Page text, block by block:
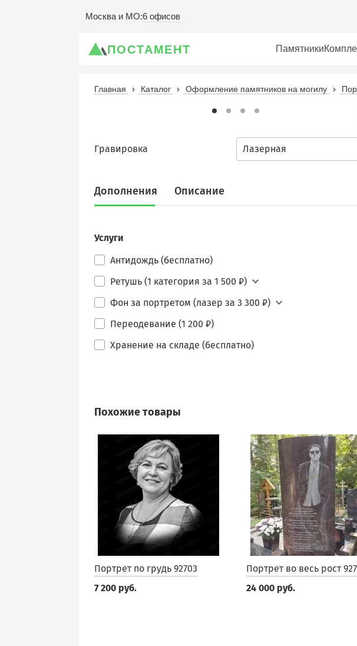
Москва и МО:6 офисов
ПОСТАМЕНТ Памятники
Главная Каталог Оформление памятников на могилу
Лазерная
Гравировка
Дополнения Описание
Услуги
Антидождь (бесплатно)
Ретушь (1 категория за 1 500 ₽)
Фон за портретом (лазер за 3 300 ₽)
Переодевание (1 200 ₽)
Хранение на складе (бесплатно)
Похожие товары
Портрет по грудь 92703
7 200 руб.
Портрет во весь рост
24 000 руб.